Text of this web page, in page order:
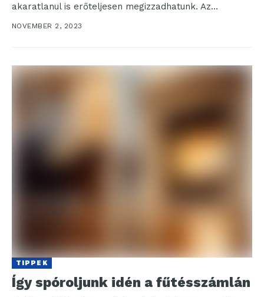
akaratlanul is erőteljesen megizzadhatunk. Az
NOVEMBER 2, 2023
TIPPEK
Így spóroljunk idén a fűtésszámlán